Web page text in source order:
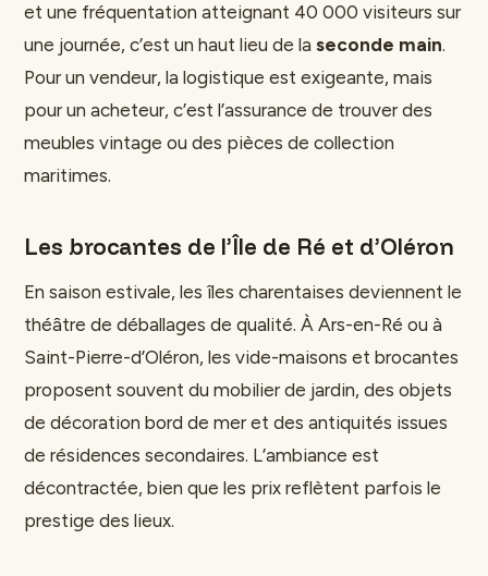
et une fréquentation atteignant 40 000 visiteurs sur
une journée, c’est un haut lieu de la seconde main.
Pour un vendeur, la logistique est exigeante, mais
pour un acheteur, c’est l’assurance de trouver des
meubles vintage ou des pièces de collection
maritimes.
Les brocantes de l’Île de Ré et d’Oléron
En saison estivale, les îles charentaises deviennent le
théâtre de déballages de qualité. À Ars-en-Ré ou à
Saint-Pierre-d’Oléron, les vide-maisons et brocantes
proposent souvent du mobilier de jardin, des objets
de décoration bord de mer et des antiquités issues
de résidences secondaires. L’ambiance est
décontractée, bien que les prix reflètent parfois le
prestige des lieux.